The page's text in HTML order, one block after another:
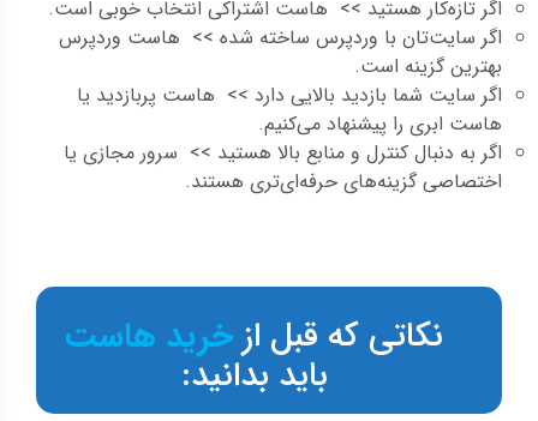
اگر تازه‌کار هستید >> هاست اشتراکی انتخاب خوبی است.
اگر سایت‌تان با وردپرس ساخته شده >> هاست وردپرس
بهترین گزینه است.
اگر سایت شما بازدید بالایی دارد >> هاست پربازدید یا
هاست ابری را پیشنهاد می‌کنیم.
اگر به دنبال کنترل و منابع بالا هستید >> سرور مجازی یا
اختصاصی گزینه‌های حرفه‌ای‌تری هستند.
نکاتی که قبل از خرید هاست
باید بدانید: